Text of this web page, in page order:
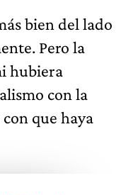
bien del lado
Pero la
hubiera
con la
que haya